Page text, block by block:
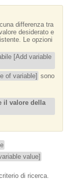
differenza tra
desiderato e
Le opzioni
[Add variable
of variable] sono
il valore della
value]
di ricerca.